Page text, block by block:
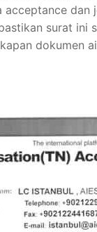
acceptance
surat ini
dokumen